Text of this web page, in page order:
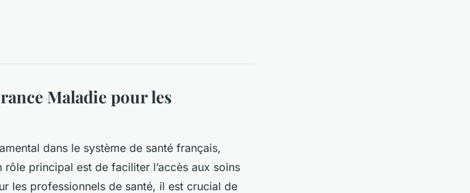
Maladie pour les
dans le système de santé français,
principal est de faciliter l’accès aux soins
les professionnels de santé, il est crucial de